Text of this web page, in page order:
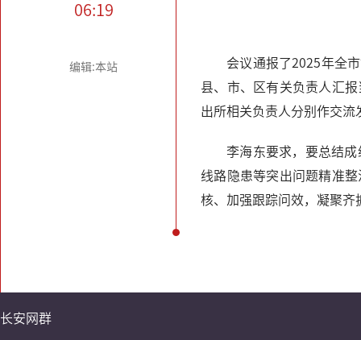
06:19
编辑:本站
会议通报了2025年全
县、市、区有关负责人汇
出所相关负责人分别作交流
李海东要求，要总结
线路隐患等突出问题精准
核、加强跟踪问效，凝聚
长安网群